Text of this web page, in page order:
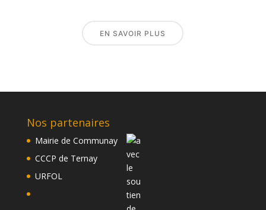
EN SAVOIR PLUS
Nos partenaires
Mairie de Communay
CCCP de Ternay
URFOL